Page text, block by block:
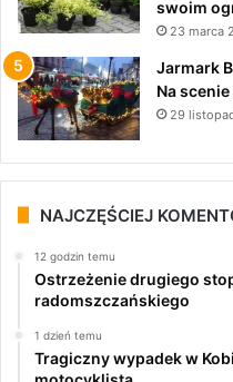
swoim
23 marca
Jarmark
Na
29
NAJCZĘŚCIEJ
12 godzin temu
Ostrzeżenie drugiego
radomszczańskiego
1 dzień temu
Tragiczny wypadek w